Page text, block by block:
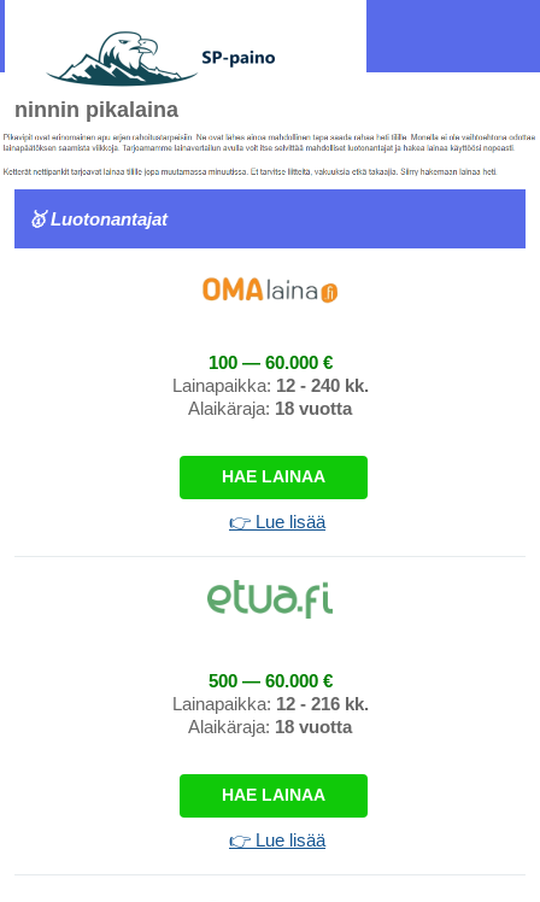
ninnin pikalaina
🥇 Luotonantajat
100 — 60.000 €
Lainapaikka: 12 - 240 kk.
Alaikäraja: 18 vuotta
HAE LAINAA
👉 Lue lisää
500 — 60.000 €
Lainapaikka: 12 - 216 kk.
Alaikäraja: 18 vuotta
HAE LAINAA
👉 Lue lisää